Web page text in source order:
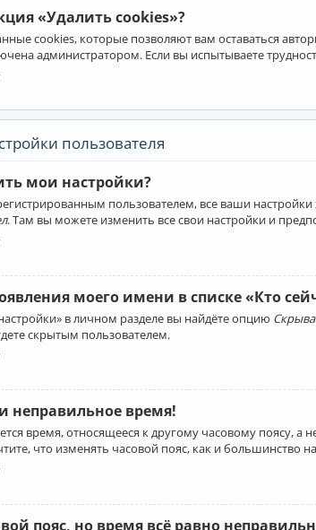
«Удалить cookies»?
cookies, которые позволяют вам оставаться
администратором. Если вы испытываете
пользователя
мои настройки?
пользователем, все ваши
. Там вы можете изменить все свои настройки и
моего имени в списке «Кто
в личном разделе вы найдёте опцию
скрытым пользователем.
неправильное время!
время, относящееся к другому часовому поясу, а
что изменять часовой пояс, как и большинство
пояс, но время всё равно